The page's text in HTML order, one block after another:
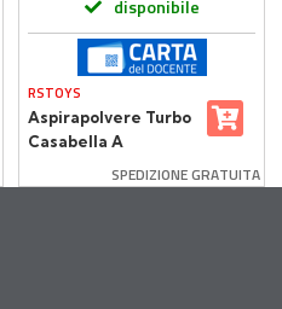
disponibile
RSTOYS
Aspirapolvere Turbo
Casabella A
SPEDIZIONE GRATUITA